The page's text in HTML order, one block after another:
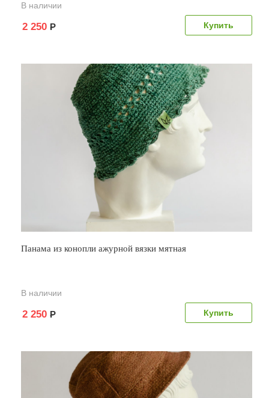
В наличии
2 250 Р
Панама из конопли ажурной вязки мятная
В наличии
2 250 Р